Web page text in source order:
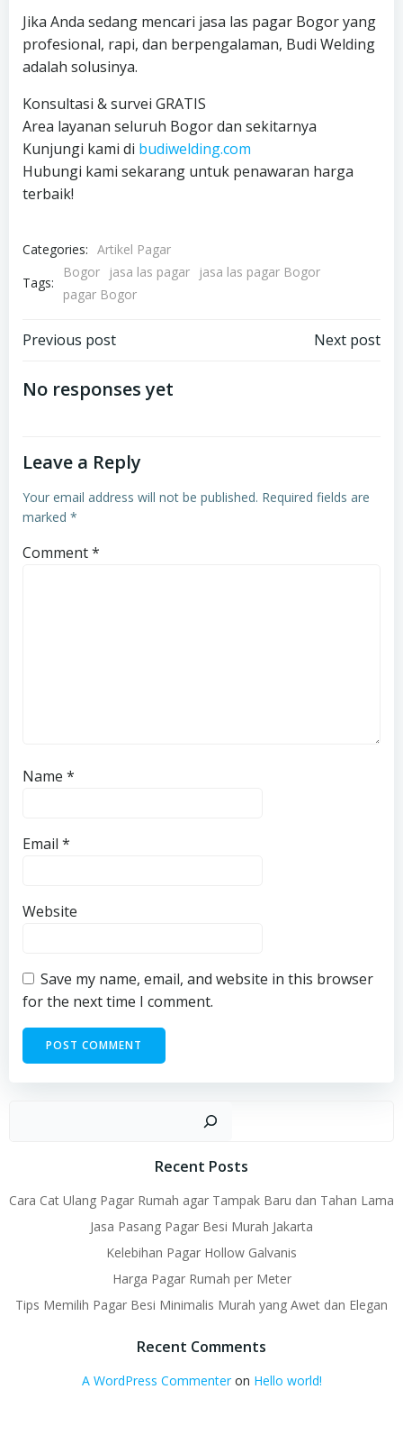
Jika Anda sedang mencari jasa las pagar Bogor yang
profesional, rapi, dan berpengalaman, Budi Welding
adalah solusinya.
Konsultasi & survei GRATIS
Area layanan seluruh Bogor dan sekitarnya
Kunjungi kami di budiwelding.com
Hubungi kami sekarang untuk penawaran harga
terbaik!
Categories: Artikel Pagar
Tags:
Bogor jasa las pagar
jasa las pagar Bogor
pagar Bogor
Post
navigation
Previous post Next post
No responses yet
Leave a Reply
Your email address will not be published. Required fields are
marked *
Comment*
Name *
Email *
Website
Save my name, email, and website in this browser
for the next time I comment.
Recent Posts
Cara Cat Ulang Pagar Rumah agar Tampak Baru dan Tahan Lama
Jasa Pasang Pagar Besi Murah Jakarta
Kelebihan Pagar Hollow Galvanis
Harga Pagar Rumah per Meter
Tips Memilih Pagar Besi Minimalis Murah yang Awet dan Elegan
Recent Comments
A WordPress Commenteron Hello world!